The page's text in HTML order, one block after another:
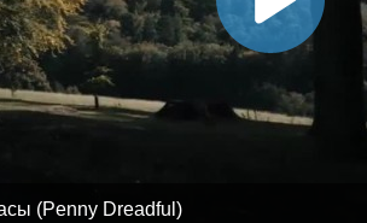
(Penny Dreadful)